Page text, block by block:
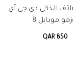
الذكي دي جي آي
موبايل 8
QAR 850